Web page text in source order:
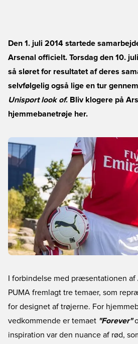
Den 1. juli 2014 startede
Arsenal officielt. Torsdag den 10.
så sløret for resultatet af deres
selvfølgelig også lige en tur
Unisport look of. Bliv klogere på
hjemmebanetrøje her.
I forbindelse med præsentationen
PUMA fremlagt tre temaer, som
for designet af trøjerne. For
vedkommende er temaet "Forever"
inspiration var den nuance af rød,